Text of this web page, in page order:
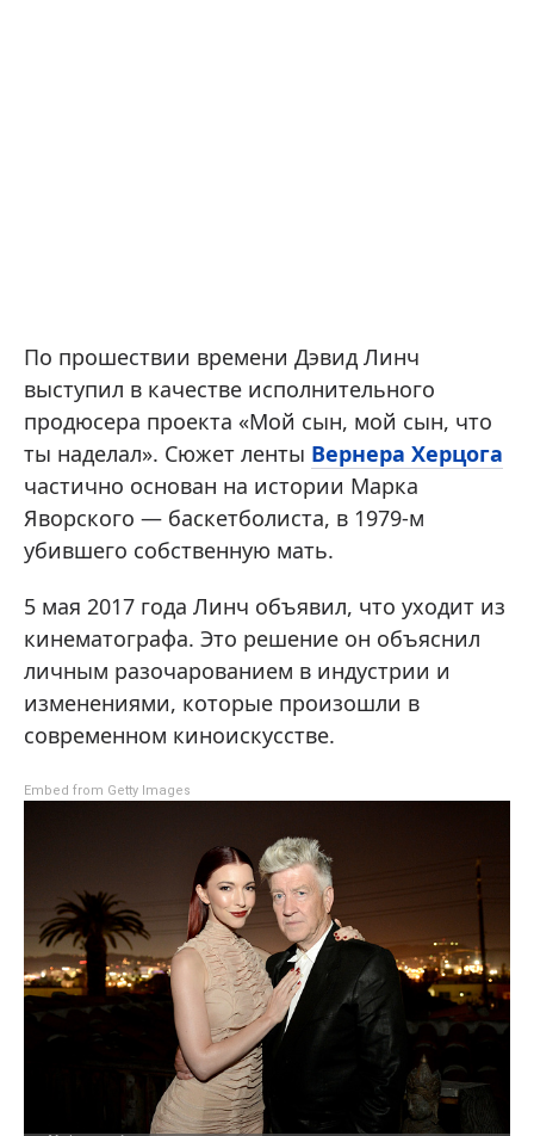
По прошествии времени Дэвид Линч
выступил в качестве исполнительного
продюсера проекта «Мой сын, мой сын, что
ты наделал». Сюжет ленты Вернера Херцога
частично основан на истории Марка
Яворского — баскетболиста, в 1979-м
убившего собственную мать.
5 мая 2017 года Линч объявил, что уходит из
кинематографа. Это решение он объяснил
личным разочарованием в индустрии и
изменениями, которые произошли в
современном киноискусстве.
Embed from Getty Images